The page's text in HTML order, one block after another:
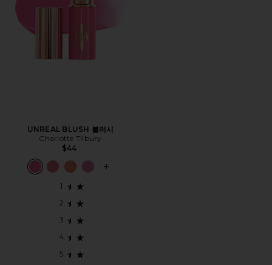
UNREAL BLUSH 블러시
Charlotte Tilbury
$44
PLUS ICON TO SEE MORE OPTIONS